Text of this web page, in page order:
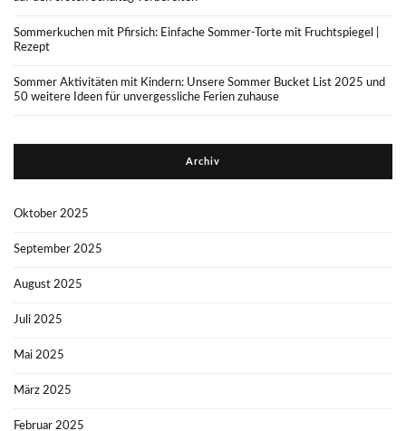
Sommerkuchen mit Pfirsich: Einfache Sommer-Torte mit Fruchtspiegel |
Rezept
Sommer Aktivitäten mit Kindern: Unsere Sommer Bucket List 2025 und
50 weitere Ideen für unvergessliche Ferien zuhause
Archiv
Oktober 2025
September 2025
August 2025
Juli 2025
Mai 2025
März 2025
Februar 2025